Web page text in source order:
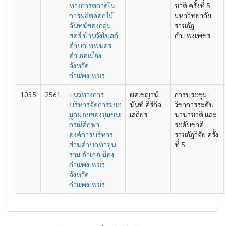
ทางการตลาดใน
การผลิตดอกไม้
จันทน์ของกลุ่ม
สตรี บ้านวังโบสถ์
ตำบลเทพนคร
อำเภอเมือง
จังหวัด
กำแพงเพชร
ชาติ ครั้งที่ 5
มหาวิทยาลัย
ราชภัฏ
กำแพงเพชร
1035 2561
แนวทางการ
บริหารจัดการขยะ
มูลฝอยของชุมชน:
กรณีศึกษา
องค์การบริหาร
ส่วนตำบลท่าขุน
ราม อำเภอเมือง
กำแพงเพชร
จังหวัด
กำแพงเพชร
ผศ.ชญาน์
นันท์ ศิริกิจ
เสถียร
การประชุม
วิชาการระดับ
นานาชาติ และ
ระดับชาติ
ราชภัฏวิจัย ครั้ง
ที่ 5